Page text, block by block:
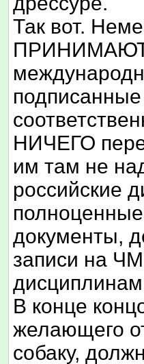
Так вот.
подписанные
НИЧЕГО
им там не
российские
документы,
записи на
В конце
желающего
собаку,